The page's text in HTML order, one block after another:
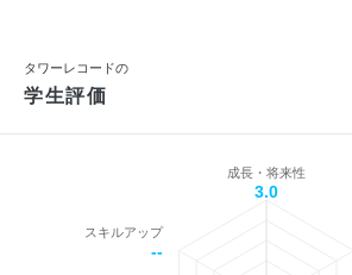
タワーレコードの
学生評価
成長・将来性
3.0
スキルアップ
--